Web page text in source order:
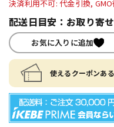
決済利用不可: 代金引換,
配送日目安：お取り寄
お気に入りに追加
使えるクーポンあ